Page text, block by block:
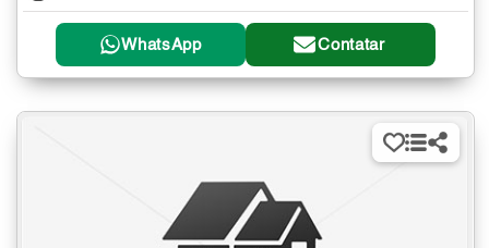
WhatsApp Contatar